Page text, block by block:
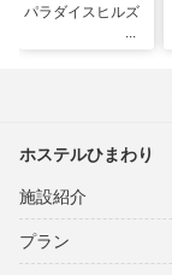
パラダイスヒルズ
ホステルひまわり
施設紹介
プラン